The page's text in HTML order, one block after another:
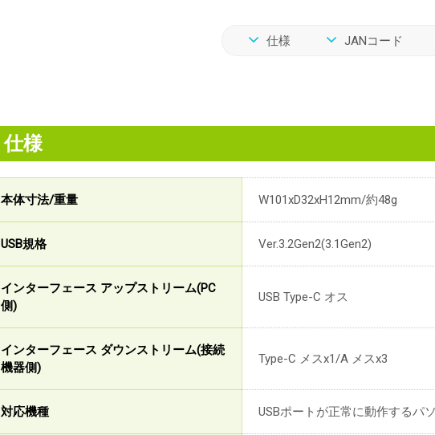
仕様 JANコード
仕様
本体寸法/重量 W101xD32xH12mm/約48g
USB規格 Ver.3.2Gen2(3.1Gen2)
インターフェース アップストリーム(PC
側)
USB Type-C オス
インターフェース ダウンストリーム(接続
機器側)
Type-C メスx1/A メスx3
対応機種 USBポートが正常に動作するパ